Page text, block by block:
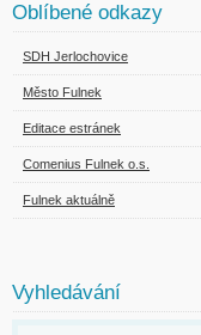
Oblíbené odkazy
SDH Jerlochovice
Město Fulnek
Editace estránek
Comenius Fulnek o.s.
Fulnek aktuálně
Vyhledávání